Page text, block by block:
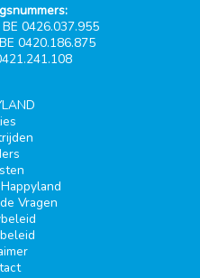
0426.037.955
0420.186.875
Vragen